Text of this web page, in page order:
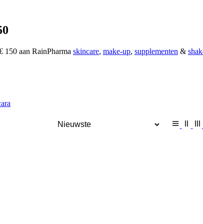
150 aan RainPharma skincare, make-up, supplementen &